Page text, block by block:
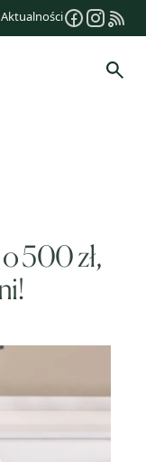
Aktualności
500 zł,